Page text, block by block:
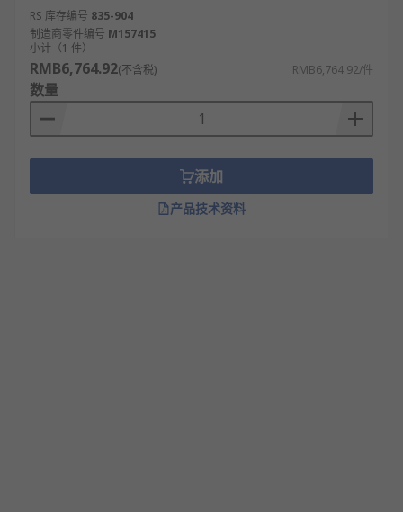
RS 库存编号 835-904
制造商零件编号 M157415
小计（1 件）
RMB6,764.92(不含税) RMB6,764.92/件
数量
添加
产品技术资料